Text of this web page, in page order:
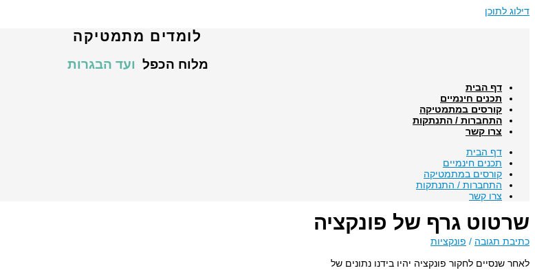
דילוג לתוכן
לומדים מתמטיקה
מלוח הכפל ועד הבגרות
דף הבית
תכנים חינמיים
קורסים במתמטיקה
התחברות / התנתקות
צרו קשר
דף הבית
תכנים חינמיים
קורסים במתמטיקה
התחברות / התנתקות
צרו קשר
שרטוט גרף של פונקציה
כתיבת תגובה / פונקציות
לאחר שנסיים לחקור פונקציה יהיו בידנו נתונים של